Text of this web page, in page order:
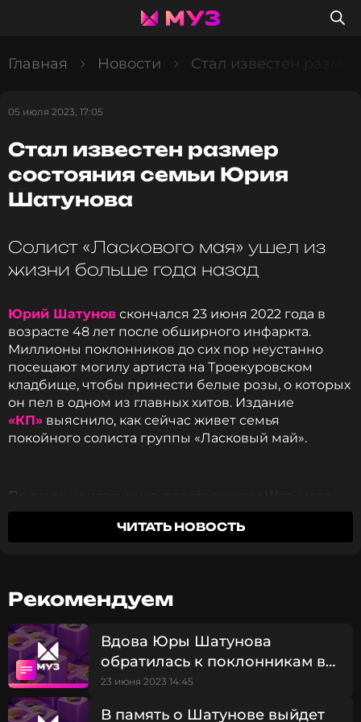
Главная Новости Стал известен
05 июля 2023, 17:05
Стал известен размер
состояния семьи Юрия
Шатунова
Солист «Ласкового мая» ушел из
жизни больше года назад
Юрий Шатунов скончался 23 июня 2022 года в
возрасте 48 лет после обширного инфаркта.
Миллионы поклонников до сих пор неустанно
посещают могилу артиста на Троекуровском
кладбище, чтобы принести белые розы, о которых
он пел в одном из главных хитов. Издание
«КП» выяснило, как сейчас живет семья
покойного солиста группы «Ласковый май».
По данным источника, родственники Шатунова
продолжают жить в Германии. Его дети – Дэннис и
Эстелла – учатся там в билингвальной школе. У
оценивается в 4 млн евро (375 млн рублей),
причем цена продолжает расти.
Также Шатунов владел двухэтажным домом в
Хостинском районе Сочи, стоимость которого
составляет не менее 25 млн рублей, и
однокомнатной квартирой в Москве. Сейчас она
ЧИТАТЬ НОВОСТЬ
Рекомендуем
Вдова Юры Шатунова
обратилась к поклонникам в
годовщину смерти певца
23 июня 2023 14:45
В память о Шатунове выйдет